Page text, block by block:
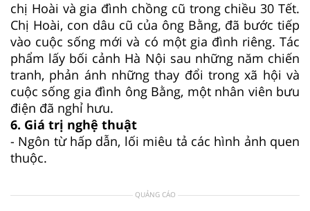
chị Hoài và gia đình chồng cũ trong chiều 30 Tết.
Chị Hoài, con dâu cũ của ông Bằng, đã bước tiếp
vào cuộc sống mới và có một gia đình riêng. Tác
phẩm lấy bối cảnh Hà Nội sau những năm chiến
tranh, phản ánh những thay đổi trong xã hội và
cuộc sống gia đình ông Bằng, một nhân viên bưu
điện đã nghỉ hưu.
6. Giá trị nghệ thuật
- Ngôn từ hấp dẫn, lối miêu tả các hình ảnh quen
thuộc.
QUẢNG CÁO